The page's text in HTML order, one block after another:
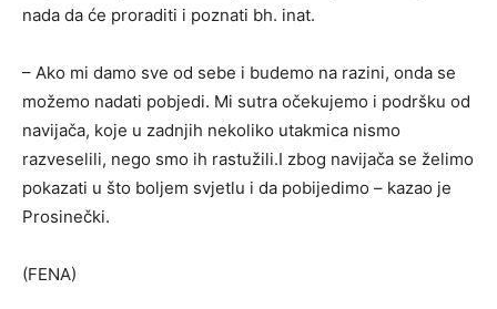
nada da će proraditi i poznati bh. inat.
– Ako mi damo sve od sebe i budemo na razini, onda se
možemo nadati pobjedi. Mi sutra očekujemo i podršku od
navijača, koje u zadnjih nekoliko utakmica nismo
razveselili, nego smo ih rastužili.I zbog navijača se želimo
pokazati u što boljem svjetlu i da pobijedimo – kazao je
Prosinečki.
(FENA)